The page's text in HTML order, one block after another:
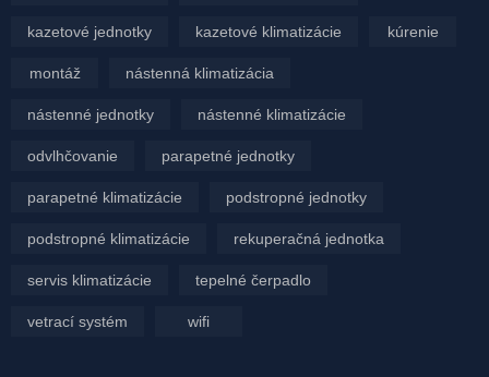
kazetové jednotky kazetové klimatizácie kúrenie
montáž nástenná klimatizácia
nástenné jednotky nástenné klimatizácie
odvlhčovanie parapetné jednotky
parapetné klimatizácie podstropné jednotky
podstropné klimatizácie rekuperačná jednotka
servis klimatizácie tepelné čerpadlo
vetrací systém wifi